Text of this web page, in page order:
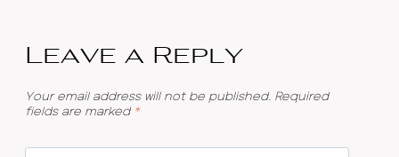
Leave a Reply
Your email address will not be published. Required
fields are marked *